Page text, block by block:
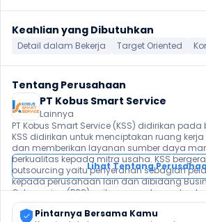
Keahlian yang Dibutuhkan
Detail dalam Bekerja Target Oriented
Tentang Perusahaan
PT Kobus Smart Service
Lainnya
PT Kobus Smart Service (KSS) didirikan pada
KSS didirikan untuk menciptakan ruang
dan memberikan layanan sumber daya
berkualitas kepada mitra usaha. KSS
outsourcing yaitu penyerahan sebagian
kepada perusahaan lain dan dibidang
Outsourcing (BPO) yaitu penyerahan
pekerjaan, saat ini memiliki karyawan yang
kota di Indonesia. Untuk mendukung
Lihat Tentang
Pintarnya Bersama Kamu